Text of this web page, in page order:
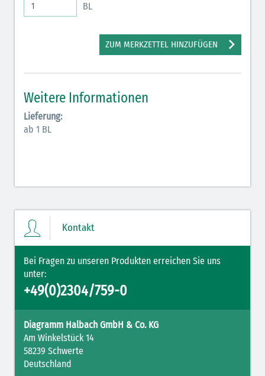
Antikonvulsiva (grau-lila)
Inodilatatoren (rot-grün)
Elektrolyte (grün-pink)
Elektrolyte Kalium (grün-blau)
Elektrolyte NaCl (grün)
BL
ZUM MERKZETTEL HINZUFÜGEN
Weitere Informationen
Lieferung:
ab 1 BL
Kontakt
Bei Fragen zu unseren Produkten erreichen Sie uns
unter:
+49(0)2304/759-0
Diagramm Halbach GmbH & Co. KG
Am Winkelstück 14
58239 Schwerte
Deutschland